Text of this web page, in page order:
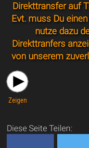
Direkttransfer auf
Evt. muss Du
nutze dazu
Direkttranfers
von unserem
Zeigen
Diese Seite Teilen: